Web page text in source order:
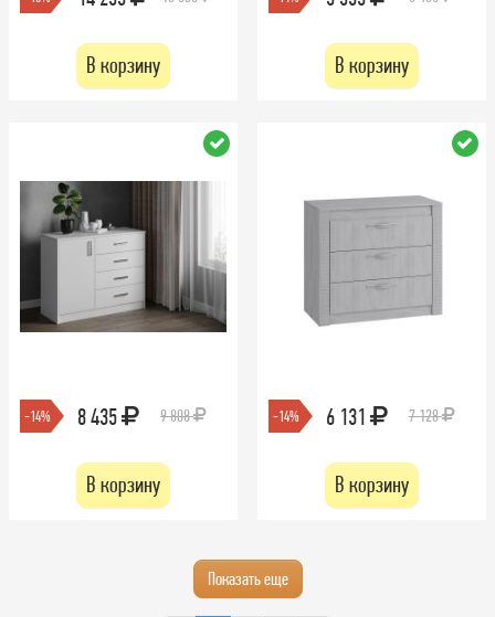
В корзину В корзину
-14% 8 435 9 808
В корзину
-14% 6 131 7 128
В корзину
Показать еще